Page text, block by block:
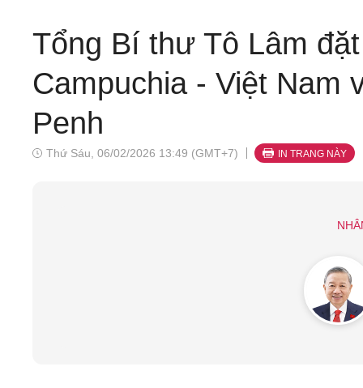
Tổng Bí thư Tô Lâm
Campuchia - Việt Nam
Penh
Thứ Sáu, 06/02/2026 13:49 (GMT+7) IN TRANG NÀY